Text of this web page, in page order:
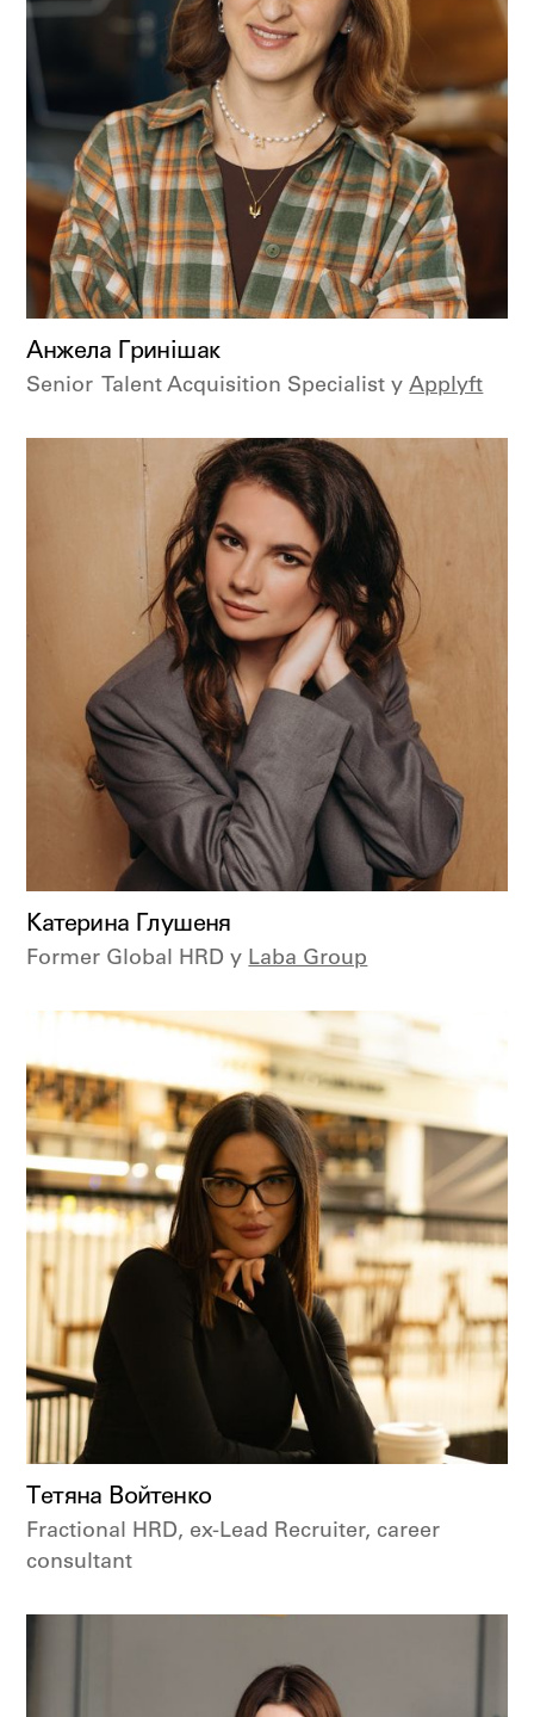
Анжела Гринішак
Senior Talent Acquisition Specialist уApplyft
Катерина Глушеня
Former Global HRD у Laba Group
Тетяна Войтенко
Fractional HRD, ex-Lead Recruiter, career
consultant